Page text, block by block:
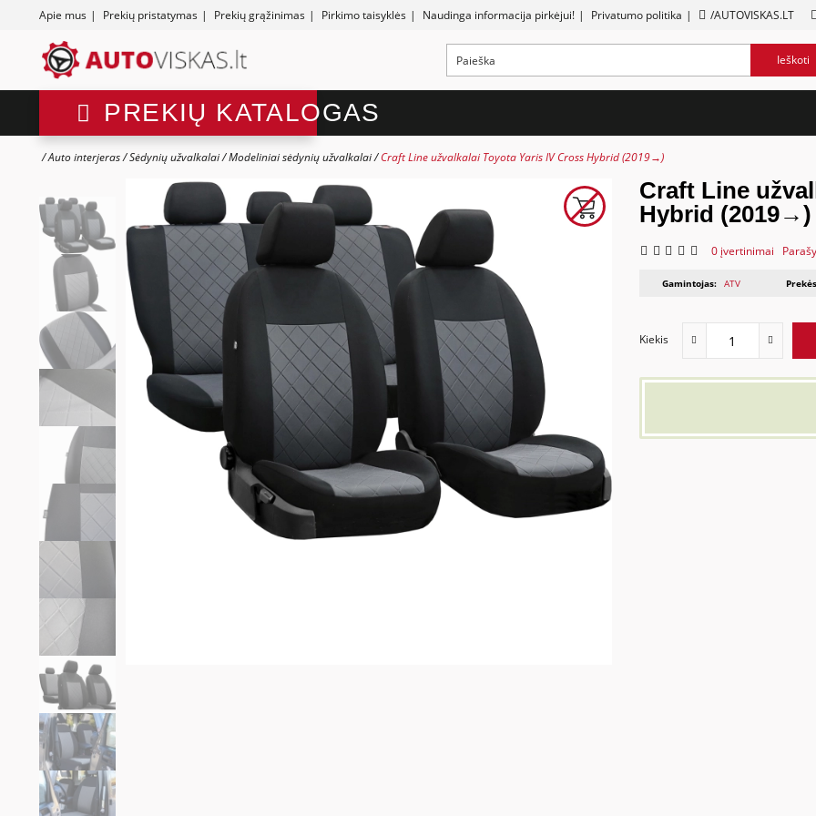
Apie mus | Prekių pristatymas | Prekių grąžinimas | Pirkimo taisyklės | Naudinga informacija pirkėjui! | Privatumo politika | /AUTOVISKAS.LT
Ieškoti
PREKIŲ KATALOGAS
Auto interjeras Sėdynių užvalkalai Modeliniai sėdynių užvalkalai Craft Line užvalkalai Toyota Yaris IV Cross Hybrid (2019→)
Craft Line
Hybrid (2019→)
0 įvertinimai
Gamintojas: ATV
Kiekis